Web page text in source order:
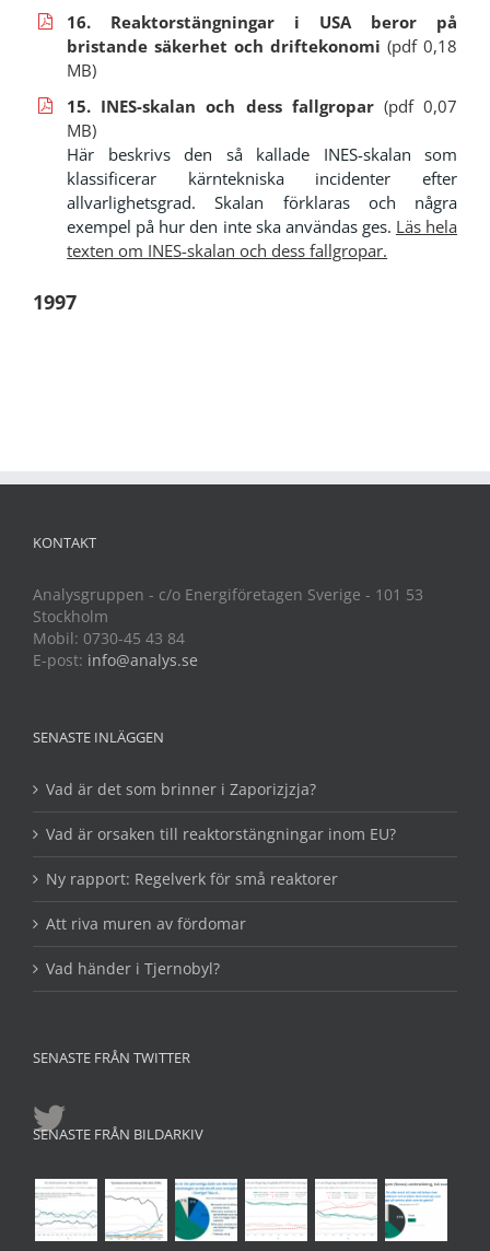
16. Reaktorstängningar i USA beror på
bristande säkerhet och driftekonomi (pdf 0,18
MB)
15. INES-skalan och dess fallgropar(pdf 0,07
MB)
Här beskrivs den så kallade INES-skalan som
klassificerar kärntekniska incidenter efter
allvarlighetsgrad. Skalan förklaras och några
exempel på hur den inte ska användas ges. Läs hela
texten om INES-skalan och dess fallgropar.
1997
KONTAKT
Analysgruppen - c/o Energiföretagen Sverige - 101 53
Stockholm
Mobil: 0730-45 43 84
E-post: info@analys.se
SENASTE INLÄGGEN
Vad är det som brinner i Zaporizjzja?
Vad är orsaken till reaktorstängningar inom EU?
Ny rapport: Regelverk för små reaktorer
Att riva muren av fördomar
Vad händer i Tjernobyl?
SENASTE FRÅN TWITTER
SENASTE FRÅN BILDARKIV